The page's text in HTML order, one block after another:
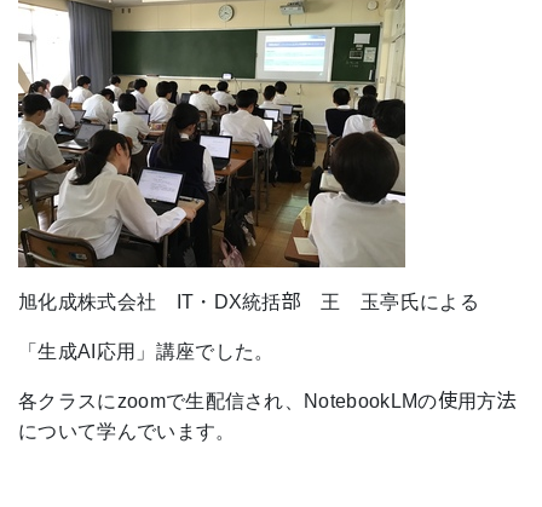
旭化成株式会社 IT・DX統括部 王 玉亭氏による
「生成AI応用」講座でした。
各クラスにzoomで生配信され、NotebookLMの使用方法
について学んでいます。